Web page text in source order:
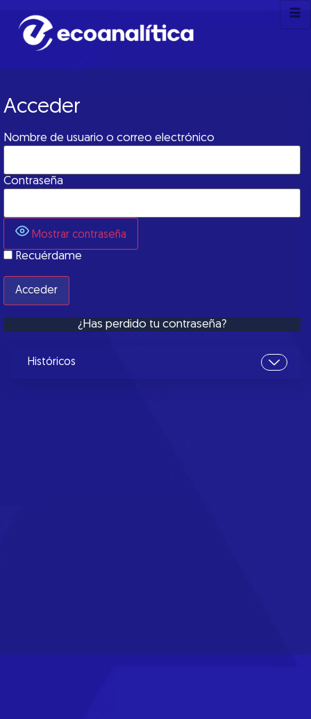
Acceder
Nombre de usuario o correo electrónico
Contraseña
Mostrar contraseña
Recuérdame
¿Has perdido tu contraseña?
Históricos